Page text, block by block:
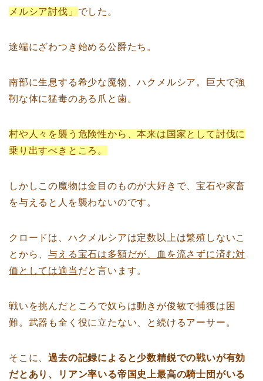
メルシア討伐」 でした。
途端にざわつき始める公爵たち。
南部に生息する希少な魔物、ハクメルシア。巨大で強
靭な体に猛毒のある爪と歯。
村や人々を襲う危険性から、本来は国家として討伐に
乗り出すべきところ。
しかしこの魔物は金目のものが大好きで、宝石や家畜
を与えると人を襲わないのです。
クロードは、ハクメルシアは定数以上は繁殖しないこ
とから、与える宝石は多額だが、血を流さずに済む対
価としては適当 だと言います。
戦いを挑んだところで奴らは動きが俊敏で捕獲は困
難。武器も全く役に立たない、と続けるアーサー。
そこに、過去の記録によると少数精鋭での戦いが有効
だとあり、リアン率いる帝国史上最高の騎士団がいる